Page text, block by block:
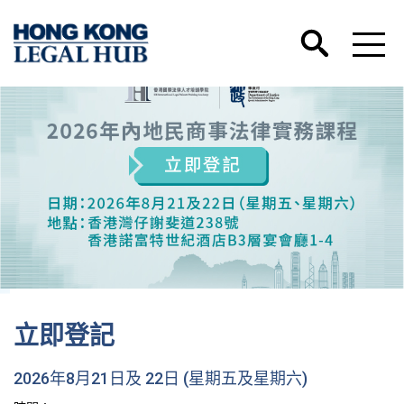
香港國際法律人才培訓學院微信號正式開通